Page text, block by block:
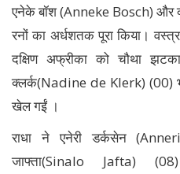
एनेके बॉश (Anneke Bosch) और
रनों का अर्धशतक पूरा किया।
दक्षिण अफ्रीका को चौथा
क्लर्क(Nadine de Klerk) (00)
खेल गईं ।
राधा ने एनेरी डर्कसेन
जाफ्ता(Sinalo Jafta)